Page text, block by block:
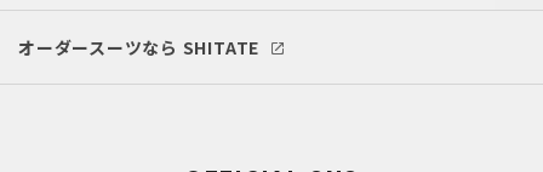
オーダースーツなら SHITATE